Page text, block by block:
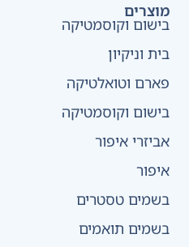
מוצרים
בישום וקוסמטיקה
בית וניקיון
פארם וטואלטיקה
בישום וקוסמטיקה
אביזרי איפור
איפור
בשמים טסטרים
בשמים תואמים